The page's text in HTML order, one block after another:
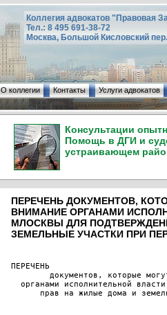
Коллегия адвокатов "Правовая
Тел.: 8 495 691-38-72
Москва, Большой Кисловский
О коллегии Контакты Услуги адвокатов
Консультации
Помощь в ДГИ и
устраивающем
ПЕРЕЧЕНЬ ДОКУМЕНТОВ,
ВНИМАНИЕ ОРГАНАМИ
МЛОСКВЫ ДЛЯ
ЗЕМЕЛЬНЫЕ УЧАСТКИ ПРИ
ПЕРЕЧЕНЬ
документов, которые
органами исполнительной
прав на жилые дома и